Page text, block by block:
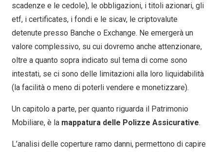
scadenze e le cedole), le obbligazioni, i titoli azionari, gli
etf, i certificates, i fondi e le sicav, le criptovalute
detenute presso Banche o Exchange. Ne emergerà un
valore complessivo, su cui dovremo anche attenzionare,
oltre a quanto sopra indicato sul tema di come sono
intestati, se ci sono delle limitazioni alla loro liquidabilità
(la facilità o meno di poterli vendere e monetizzare).
Un capitolo a parte, per quanto riguarda il Patrimonio
Mobiliare, è la mappatura delle Polizze Assicurative.
L’analisi delle coperture ramo danni, permettono di capire